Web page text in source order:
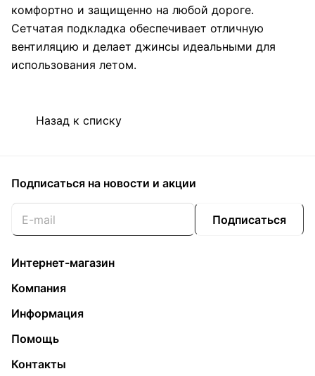
комфортно и защищенно на любой дороге.
Сетчатая подкладка обеспечивает отличную
вентиляцию и делает джинсы идеальными для
использования летом.
Назад к списку
Подписаться на новости и акции
Подписаться
Интернет-магазин
Компания
Информация
Помощь
Контакты